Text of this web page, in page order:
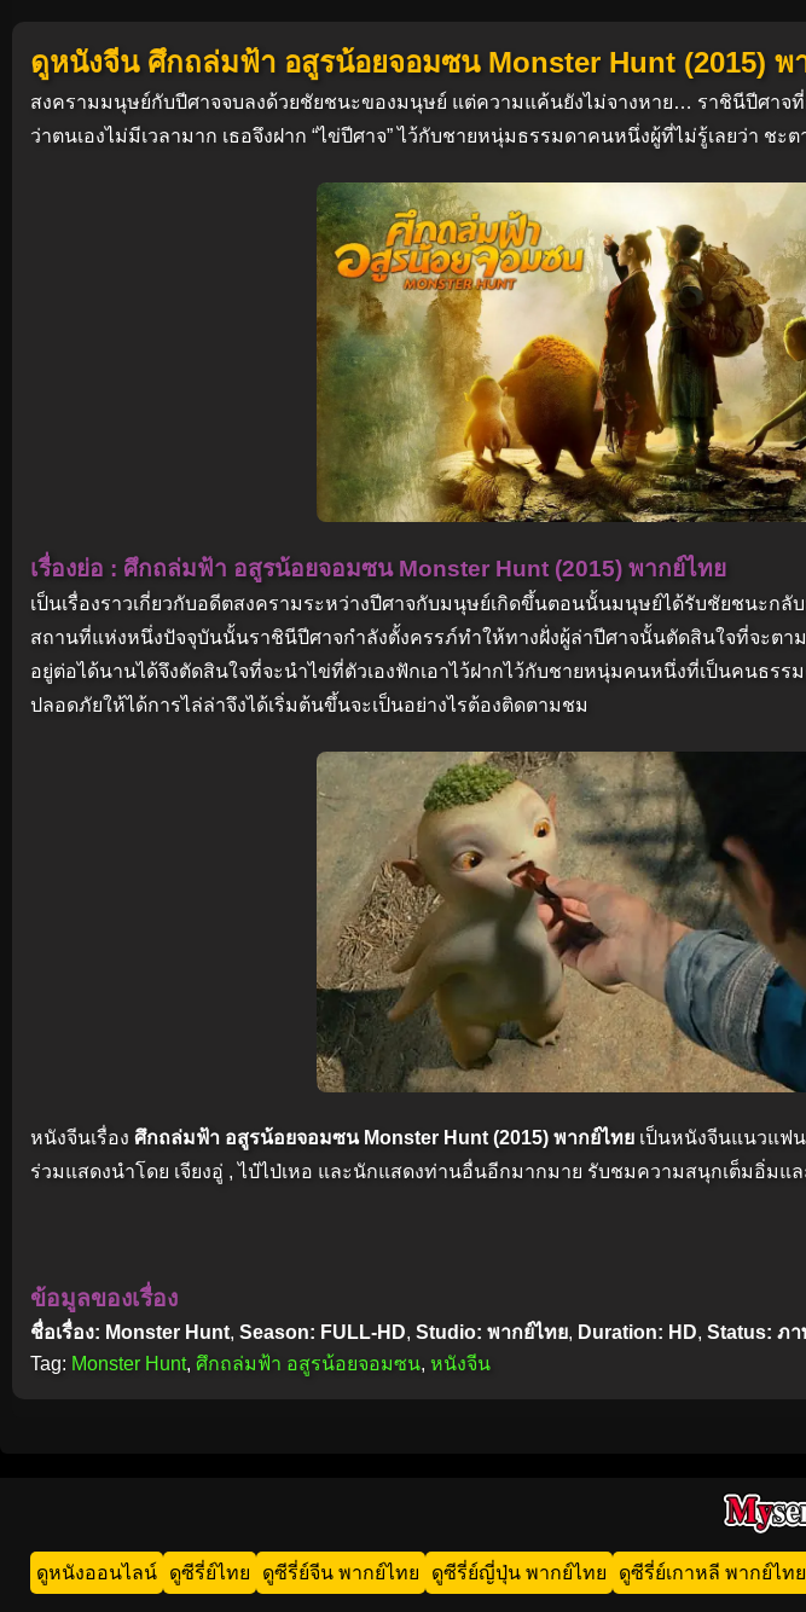
ดูหนังจีน ศึกถล่มฟ้า อสูรน้อยจอมซน Monster Hunt (2015) พ
สงครามมนุษย์กับปีศาจจบลงด้วยชัยชนะของมนุษย์ แต่ความแค้นยังไม่จางหาย… ราชินีปีศาจ
ว่าตนเองไม่มีเวลามาก เธอจึงฝาก “ไข่ปีศาจ” ไว้กับชายหนุ่มธรรมดาคนหนึ่งผู้ที่ไม่รู้เลยว่า ชะ
เรื่องย่อ : ศึกถล่มฟ้า อสูรน้อยจอมซน Monster Hunt (2015) พากย์ไทย
เป็นเรื่องราวเกี่ยวกับอดีตสงครามระหว่างปีศาจกับมนุษย์เกิดขึ้นตอนนั้นมนุษย์ได้รับชัยชนะก
สถานที่แห่งหนึ่งปัจจุบันนั้นราชินีปีศาจกำลังตั้งครรภ์ทำให้ทางฝั่งผู้ล่าปีศาจนั้นตัดสินใจที่จะตาม
อยู่ต่อได้นานได้จึงตัดสินใจที่จะนำไข่ที่ตัวเองฟักเอาไว้ฝากไว้กับชายหนุ่มคนหนึ่งที่เป็นคนธร
ปลอดภัยให้ได้การไล่ล่าจึงได้เริ่มต้นขึ้นจะเป็นอย่างไรต้องติดตามชม
หนังจีนเรื่อง ศึกถล่มฟ้า อสูรน้อยจอมซน Monster Hunt (2015) พากย์ไทย เป็นหนังจีนแนวแฟ
ร่วมแสดงนำโดย เจียงอู่ , ไป๋ไป่เหอ และนักแสดงท่านอื่นอีกมากมาย รับชมความสนุกเต็มอิ่มแล
ข้อมูลของเรื่อง
ชื่อเรื่อง: Monster Hunt, Season: FULL-HD, Studio: พากย์ไทย, Duration: HD, Status: ภ
Tag: Monster Hunt, ศึกถล่มฟ้า อสูรน้อยจอมซน, หนังจีน
ดูหนังออนไลน์ ดูซีรี่ย์ไทย ดูซีรี่ย์จีน พากย์ไทย ดูซีรี่ย์ญี่ปุ่น พากย์ไทย ดูซีรี่ย์เกาหลี พากย์ไทย